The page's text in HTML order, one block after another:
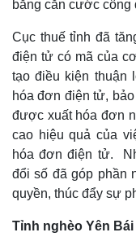
bằng căn cước công
Cục thuế tỉnh đã
điện tử có mã của
tạo điều kiện thuận
hóa đơn điện tử,
được xuất hóa đơn
cao hiệu quả của
hóa đơn điện tử.
đổi số đã góp phần
quyền, thúc đẩy sự
Tỉnh nghèo Yên Bái